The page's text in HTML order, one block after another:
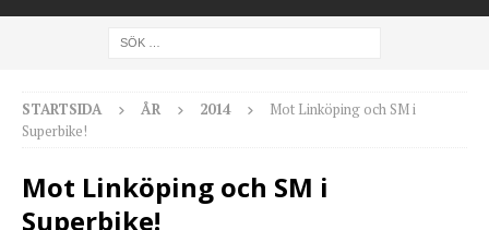
STARTSIDA ÅR 2014
Mot Linköping och SM i
Superbike!
Mot Linköping och SM i
Superbike!